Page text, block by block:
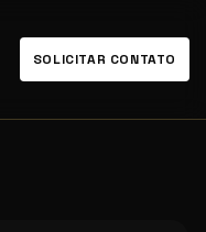
SOLICITAR CONTATO